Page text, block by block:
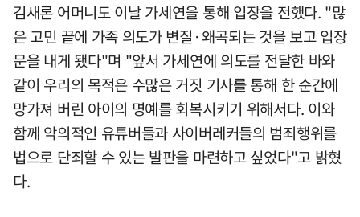
김새론 어머니도 이날 가세연을 통해 입장을 전했다. "많
은 고민 끝에 가족 의도가 변질·왜곡되는 것을 보고 입장
문을 내게 됐다"며 "앞서 가세연에 의도를 전달한 바와
같이 우리의 목적은 수많은 거짓 기사를 통해 한 순간에
망가져 버린 아이의 명예를 회복시키기 위해서다. 이와
함께 악의적인 유튜버들과 사이버레커들의 범죄행위를
법으로 단죄할 수 있는 발판을 마련하고 싶었다"고 밝혔
다.